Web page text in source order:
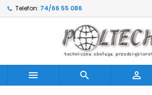
Telefon: 74/66 55 086
  